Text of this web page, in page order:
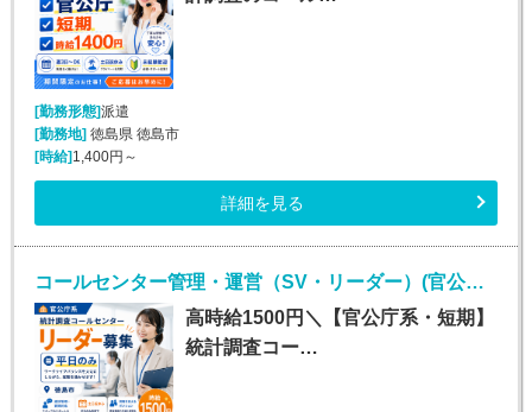
[勤務形態]派遣
[勤務地]徳島県 徳島市
[時給]1,400円～
詳細を見る
コールセンター管理・運営（SV・リーダー）(官公庁関連の確認電話・データ入力業務リーダー（管理者）)
高時給1500円＼【官公庁系・短期】
統計調査コー…